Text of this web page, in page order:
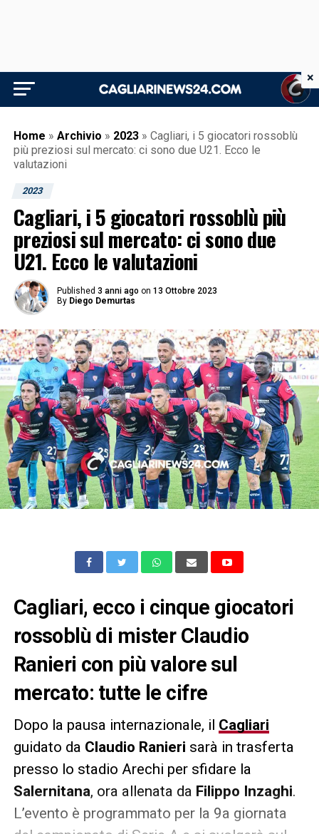
Home » Archivio » 2023 » Cagliari, i 5 giocatori rossoblù
più preziosi sul mercato: ci sono due U21. Ecco le
valutazioni
2023
Cagliari, i 5 giocatori rossoblù più
preziosi sul mercato: ci sono due
U21. Ecco le valutazioni
Published 3 anni ago on 13 Ottobre 2023
By Diego Demurtas
Cagliari, ecco i cinque giocatori
rossoblù di mister Claudio
Ranieri con più valore sul
mercato: tutte le cifre
Dopo la pausa internazionale, il Cagliari
guidato da Claudio Ranieri sarà in trasferta
presso lo stadio Arechi per sfidare la
Salernitana, ora allenata da Filippo Inzaghi.
L’evento è programmato per la 9a giornata
×